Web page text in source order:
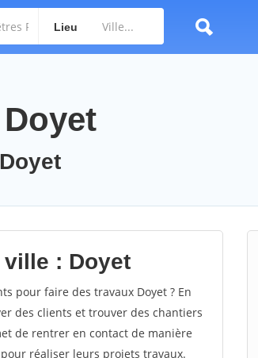
Lieu
: Doyet
pour faire des travaux Doyet ? En
des clients et trouver des chantiers
de rentrer en contact de manière
réaliser leurs projets travaux.